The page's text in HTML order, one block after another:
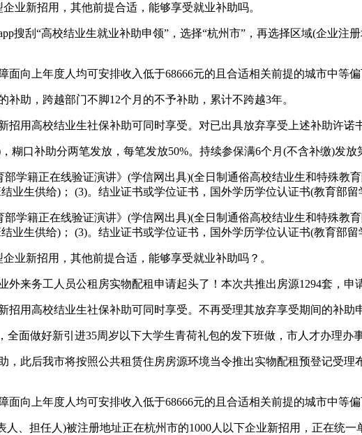
新招用，其他前提合适，能够享受就业补助吗。
刮“高校结业生就业补助申领”，选择“杭州市”，再选择区域(企业注
上年度人均可安排收入低于68666元的且合适相关前提的城市中等偏
助，跨越部门不脚12个月的不予补助，累计不跨越3年。
用高校结业生社保补助可同时享受。对已出具放弃享受上述补助许诺
口补助分两笔发放，每笔发放50%。持续参保满6个月(不含补缴)发放
籍正在线验证演讲》(学信网出具)(全日制通俗高校结业生和特殊教
业生供给)； (3)。结业证书或学位证书，国外学历学位认证书(教育部留
籍正在线验证演讲》(学信网出具)(全日制通俗高校结业生和特殊教
业生供给)； (3)。结业证书或学位证书，国外学历学位认证书(教育部留
新招用，其他前提合适，能够享受就业补助吗？。
来务工人员公租房实物配租申请起头了！本次共推出房源1294套，申
用高校结业生社保补助可同时享受。不再受理其放弃享受期间的补助
做好新引进35周岁以下大学生青荷礼包的发下班做，市人才办理办
此后我市将按照公共租赁住房房源环境当令推出实物配租预登记受理
上年度人均可安排收入低于68666元的且合适相关前提的城市中等偏
担任人)被注册地址正在杭州市的1000人以下企业新招用，正在统一